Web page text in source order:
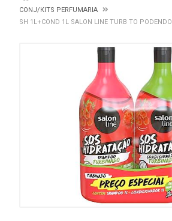
CONJ/KITS PERFUMARIA
SH 1L+COND 1L SALON LINE TURB TO PODENDO